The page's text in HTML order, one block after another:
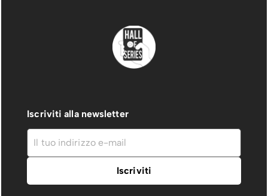
Iscriviti alla newsletter